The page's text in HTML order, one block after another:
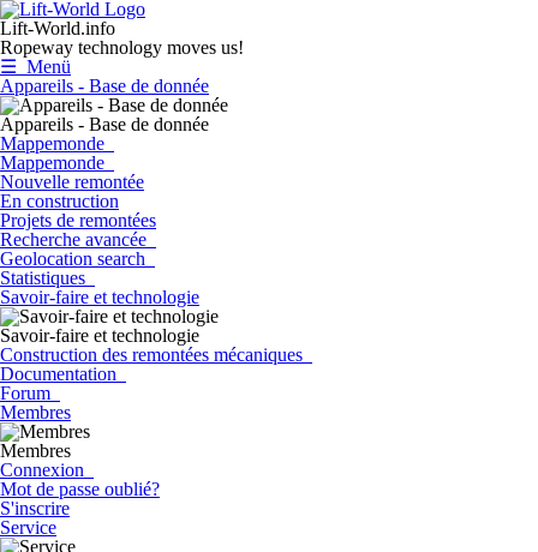
Lift-World.info
Ropeway technology moves us!
☰ Menü
Appareils - Base de donnée
Appareils - Base de donnée
Mappemonde
Mappemonde
Nouvelle remontée
En construction
Projets de remontées
Recherche avancée
Geolocation search
Statistiques
Savoir-faire et technologie
Savoir-faire et technologie
Construction des remontées mécaniques
Documentation
Forum
Membres
Membres
Connexion
Mot de passe oublié?
S'inscrire
Service